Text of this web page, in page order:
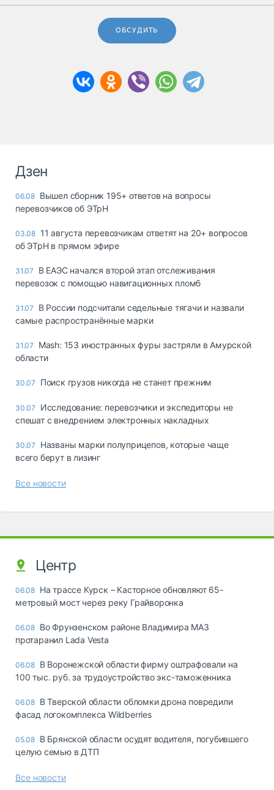
ОБСУДИТЬ
Дзен
06.08 Вышел сборник 195+ ответов на вопросы
перевозчиков об ЭТрН
03.08 11 августа перевозчикам ответят на 20+ вопросов
об ЭТрН в прямом эфире
31.07
В ЕАЭС начался второй этап отслеживания
перевозок с помощью навигационных пломб
31.07
В России подсчитали седельные тягачи и назвали
самые распространённые марки
31.07
Mash: 153 иностранных фуры застряли в Амурской
области
30.07 Поиск грузов никогда не станет прежним
30.07
Исследование: перевозчики и экспедиторы не
спешат с внедрением электронных накладных
30.07
Названы марки полуприцепов, которые чаще
всего берут в лизинг
Все новости
Центр
06.08 На трассе Курск – Касторное обновляют 65-
метровый мост через реку Грайворонка
06.08 Во Фрунзенском районе Владимира МАЗ
протаранил Lada Vesta
06.08 В Воронежской области фирму оштрафовали на
100 тыс. руб. за трудоустройство экс-таможенника
06.08 В Тверской области обломки дрона повредили
фасад логокомплекса Wildberries
05.08 В Брянской области осудят водителя, погубившего
целую семью в ДТП
Все новости